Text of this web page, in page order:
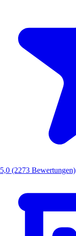
5,0 (2273 Bewertungen)